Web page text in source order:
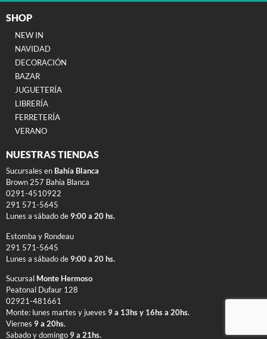
SHOP
NEW IN
NAVIDAD
DECORACIÓN
BAZAR
JUGUETERÍA
LIBRERÍA
FERRETERÍA
VERANO
NUESTRAS TIENDAS
Sucursales en Bahía Blanca
Brown 257 Bahia Blanca
0291-4510922
291 571-5645
Lunes a sábado de 9:00 a 20 hs.
Estomba y Rondeau
291 571-5645
Lunes a sábado de 9:00 a 20 hs.
Sucursal Monte Hermoso
Peatonal Dufaur 128
02921-481661
Monte: lunes martes y jueves 9 a 13hs y 16hs a 20hs.
Viernes 9 a 20hs.
Sabado y domingo 9 a 21hs.